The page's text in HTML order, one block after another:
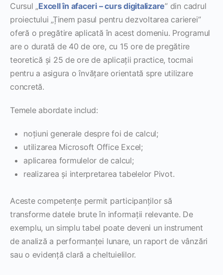
Cursul „Excell în afaceri – curs digitalizare” din cadrul
proiectului „Ținem pasul pentru dezvoltarea carierei”
oferă o pregătire aplicată în acest domeniu. Programul
are o durată de 40 de ore, cu 15 ore de pregătire
teoretică și 25 de ore de aplicații practice, tocmai
pentru a asigura o învățare orientată spre utilizare
concretă.
Temele abordate includ:
noțiuni generale despre foi de calcul;
utilizarea Microsoft Office Excel;
aplicarea formulelor de calcul;
realizarea și interpretarea tabelelor Pivot.
Aceste competențe permit participanților să
transforme datele brute în informații relevante. De
exemplu, un simplu tabel poate deveni un instrument
de analiză a performanței lunare, un raport de vânzări
sau o evidență clară a cheltuielilor.